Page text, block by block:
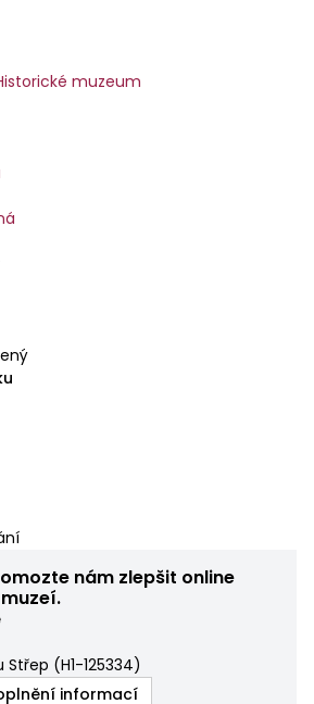
muzeum
nám zlepšit online
Střep (H1-125334)
informací